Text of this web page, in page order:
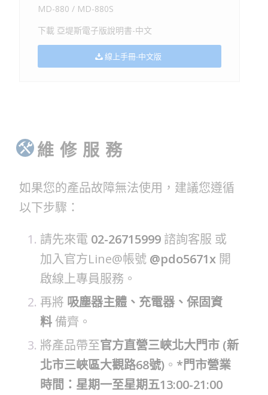
MD-880 / MD-880S
下載 亞堤斯電子版說明書-中文
線上手冊-中文版
維 修 服 務
如果您的產品故障無法使用，建議您遵循
以下步驟：
請先來電 02-26715999 諮詢客服 或
加入官方Line@帳號 @pdo5671x 開
啟線上專員服務。
再將 吸塵器主體、充電器、保固資
料 備齊。
將產品帶至官方直營三峽北大門市 (新
北市三峽區大觀路68號) 。 *門市營業
時間：星期一至星期五13:00-21:00